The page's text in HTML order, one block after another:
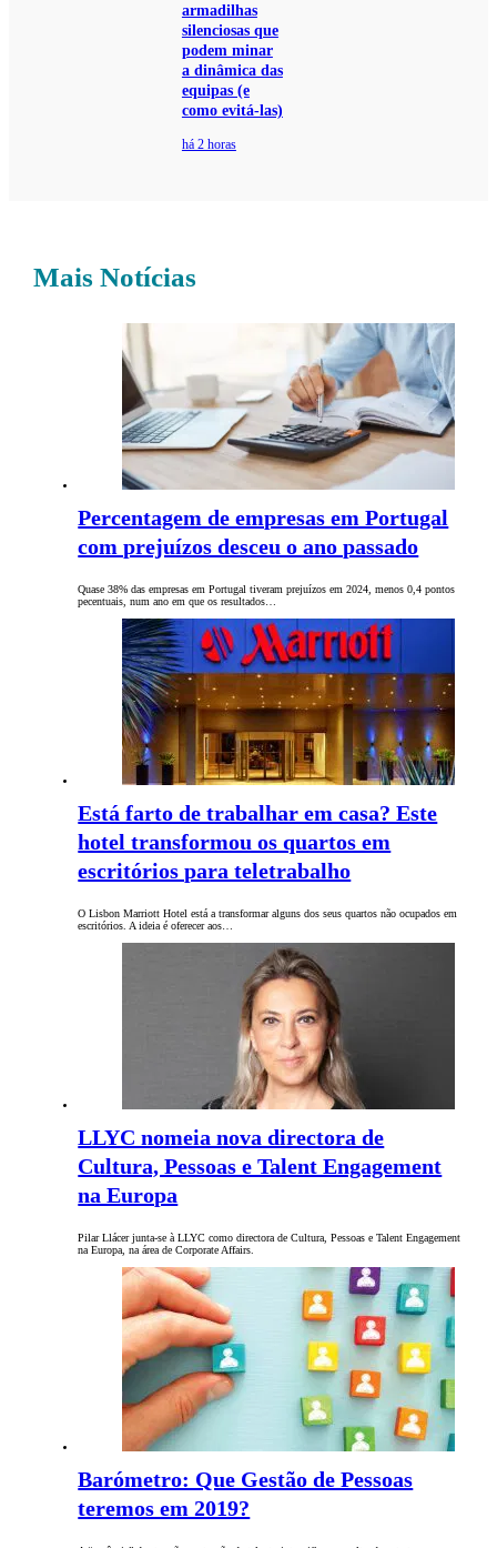
armadilhas
silenciosas que
podem minar
a dinâmica das
equipas (e
como evitá-las)
há 2 horas
Mais Notícias
Percentagem de empresas em Portugal
com prejuízos desceu o ano passado
Quase 38% das empresas em Portugal tiveram prejuízos em 2024, menos 0,4 pontos
pecentuais, num ano em que os resultados…
Está farto de trabalhar em casa? Este
hotel transformou os quartos em
escritórios para teletrabalho
O Lisbon Marriott Hotel está a transformar alguns dos seus quartos não ocupados em
escritórios. A ideia é oferecer aos…
LLYC nomeia nova directora de
Cultura, Pessoas e Talent Engagement
na Europa
Pilar Llácer junta-se à LLYC como directora de Cultura, Pessoas e Talent Engagement
na Europa, na área de Corporate Affairs.
Barómetro: Que Gestão de Pessoas
teremos em 2019?